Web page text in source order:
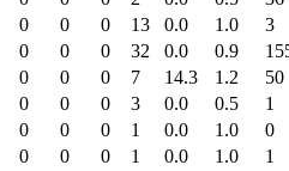
0 0 0 13 0.0 1.0 3
0 0 0 32 0.0 0.9
0 0 0 7 14.3 1.2 50
0 0 0 3 0.0 0.5 1
0 0 0 1 0.0 1.0 0
0 0 0 1 0.0 1.0 1